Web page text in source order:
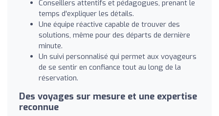
Conseillers attentifs et pédagogues, prenant le
temps d'expliquer les détails.
Une équipe réactive capable de trouver des
solutions, même pour des départs de dernière
minute.
Un suivi personnalisé qui permet aux voyageurs
de se sentir en confiance tout au long de la
réservation.
Des voyages sur mesure et une expertise
reconnue